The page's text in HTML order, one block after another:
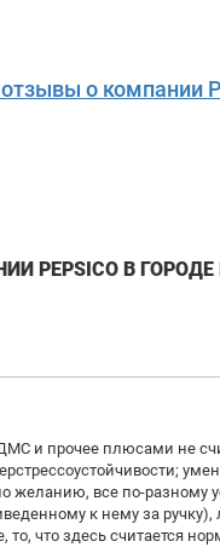
о компании
PEPSICO В
и прочее плюсами не
желанию, все по-разному
к нему за
то, что здесь считается